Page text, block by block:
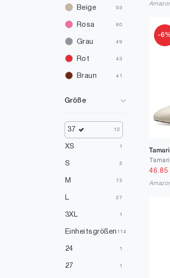
Beige 93
Rosa 60
Grau 49
Rot 43
Braun 41
Gelb 15
11
10
8
7
5
Größe
37 12
XS 1
S 5
M 75
L 27
3XL 1
Einheitsgrößen 114
24 1
27 1
-
46.85